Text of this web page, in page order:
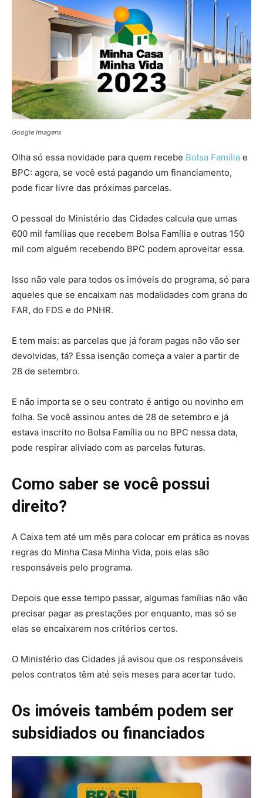
Google Imagens
Olha só essa novidade para quem recebe Bolsa Família e
BPC: agora, se você está pagando um financiamento,
pode ficar livre das próximas parcelas.
O pessoal do Ministério das Cidades calcula que umas
600 mil famílias que recebem Bolsa Família e outras 150
mil com alguém recebendo BPC podem aproveitar essa.
Isso não vale para todos os imóveis do programa, só para
aqueles que se encaixam nas modalidades com grana do
FAR, do FDS e do PNHR.
E tem mais: as parcelas que já foram pagas não vão ser
devolvidas, tá? Essa isenção começa a valer a partir de
28 de setembro.
E não importa se o seu contrato é antigo ou novinho em
folha. Se você assinou antes de 28 de setembro e já
estava inscrito no Bolsa Família ou no BPC nessa data,
pode respirar aliviado com as parcelas futuras.
Como saber se você possui
direito?
A Caixa tem até um mês para colocar em prática as novas
regras do Minha Casa Minha Vida, pois elas são
responsáveis pelo programa.
Depois que esse tempo passar, algumas famílias não vão
precisar pagar as prestações por enquanto, mas só se
elas se encaixarem nos critérios certos.
O Ministério das Cidades já avisou que os responsáveis
pelos contratos têm até seis meses para acertar tudo.
Os imóveis também podem ser
subsidiados ou financiados